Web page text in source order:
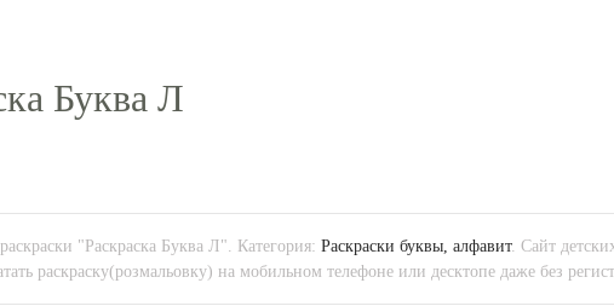
Буква Л
"Раскраска Буква Л". Категория: Раскраски буквы, алфавит. Сайт
раскраску(розмальовку) на мобильном телефоне или десктопе даже без